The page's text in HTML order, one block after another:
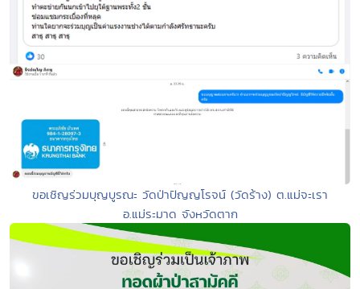
ขอเชิญร่วมบุญบูรณะ วัดป่าปัญญโรจน์ (วัดร้าง) ต.แม่จะเรา
อ.แม่ระมาด จังหวัดตาก